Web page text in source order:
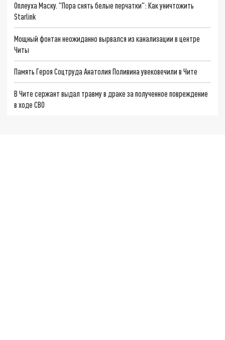
Оплеуха Маску. "Пора снять белые перчатки": Как уничтожить
Starlink
Мощный фонтан неожиданно вырвался из канализации в центре
Читы
Память Героя Соцтруда Анатолия Поливина увековечили в Чите
В Чите сержант выдал травму в драке за полученное повреждение
в ходе СВО